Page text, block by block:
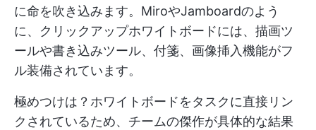
に命を吹き込みます。MiroやJamboardのよう
に、クリックアップホワイトボードには、描画ツ
ールや書き込みツール、付箋、画像挿入機能がフ
ル装備されています。
極めつけは？ホワイトボードをタスクに直接リン
クされているため、チームの傑作が具体的な結果